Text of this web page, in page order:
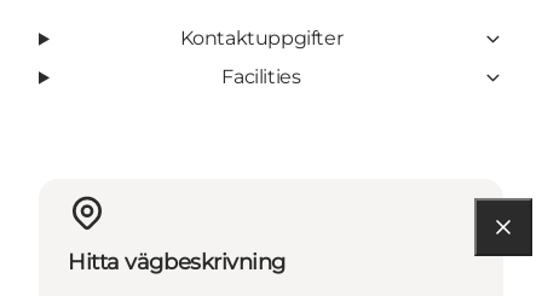
Kontaktuppgifter
Facilities
Hitta vägbeskrivning